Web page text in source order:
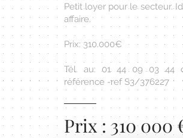
Petit loyer pour le secteur.
affaire.
Prix: 310.000€
Tél. au: 01 44 09 03 44
référence -ref S3/376227
Prix : 310 000